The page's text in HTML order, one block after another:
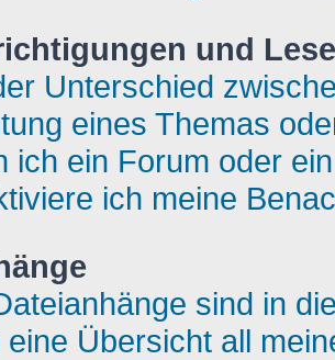
und
Unterschied
eines Themas
ich ein Forum oder
ich meine
sind in
eine Übersicht all